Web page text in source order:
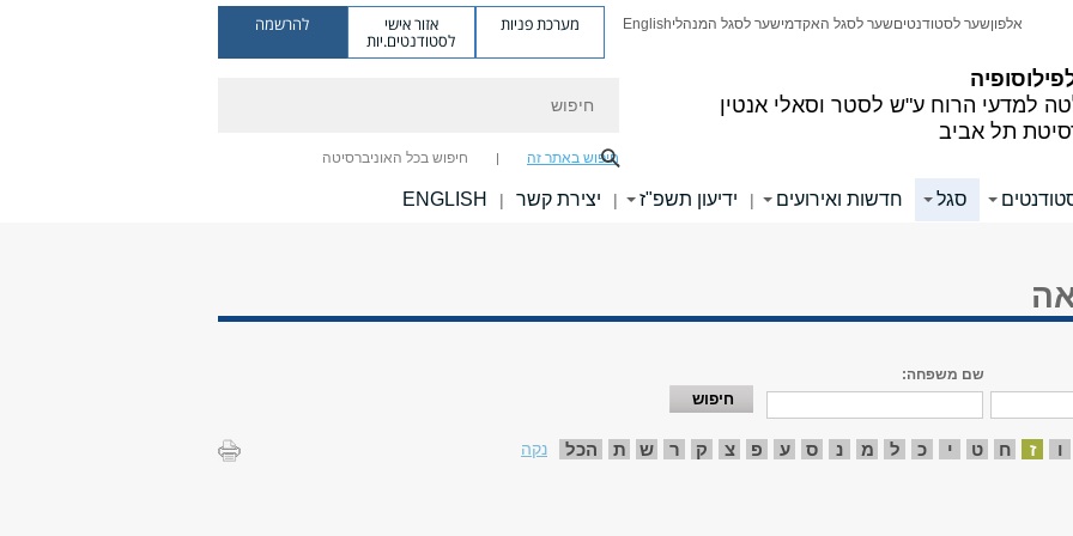
למדעי הרוח ע"ש לסטר וסאלי אנטין
תל אביב
אלפוןשער לסטודנטיםשער לסגל האקדמישער לסגל המנהליEnglish מערכת פניות אזור אישי
לסטודנטים.יות
להרשמה
חיפוש באתר זה חיפוש בכל האוניברסיטה
סגל חדשות ואירועים | ידיעון תשפ"ז | יצירת קשר |
ENGLISH
שם משפחה:
ו ז ח ט י כ ל מ נ ס ע פ צ ק ר ש ת הכל נקה